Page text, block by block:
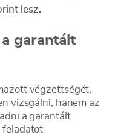
lesz.
garantált
végzettségét,
vizsgálni, hanem az
adni a garantált
feladatot